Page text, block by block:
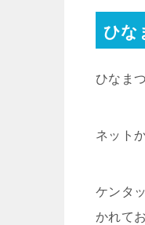
ひな
ひなま
ネット
ケンタ
かれて